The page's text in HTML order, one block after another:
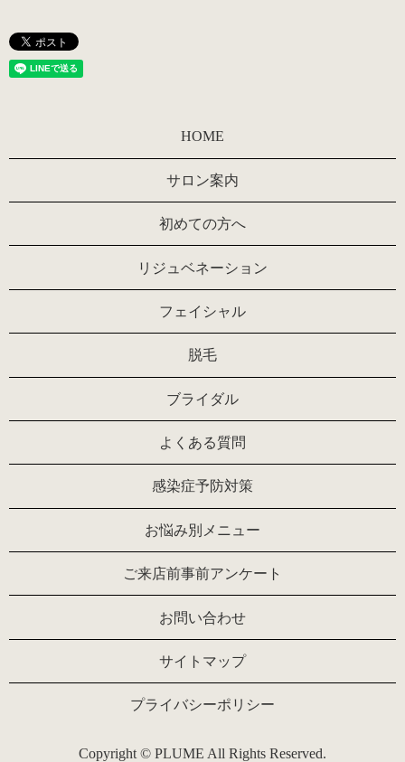
HOME
サロン案内
初めての方へ
リジュベネーション
フェイシャル
脱毛
ブライダル
よくある質問
感染症予防対策
お悩み別メニュー
ご来店前事前アンケート
お問い合わせ
サイトマップ
プライバシーポリシー
Copyright © PLUME All Rights Reserved.